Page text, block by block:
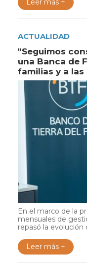
Leer más +
ACTUALIDAD
"Seguimos
una Banca de
familias y a las
En el marco de la
mensuales de
repasó la evolución
Leer más +